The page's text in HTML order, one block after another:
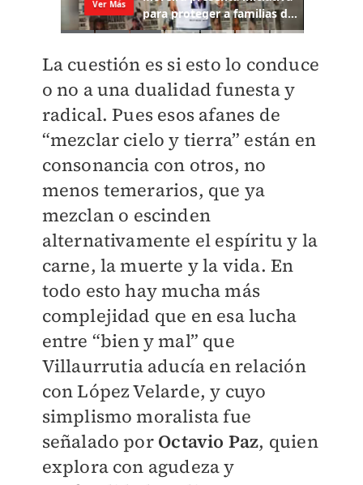
La cuestión es si esto lo conduce
o no a una dualidad funesta y
radical. Pues esos afanes de
“mezclar cielo y tierra” están en
consonancia con otros, no
menos temerarios, que ya
mezclan o escinden
alternativamente el espíritu y la
carne, la muerte y la vida. En
todo esto hay mucha más
complejidad que en esa lucha
entre “bien y mal” que
Villaurrutia aducía en relación
con López Velarde, y cuyo
simplismo moralista fue
señalado por Octavio Paz, quien
explora con agudeza y